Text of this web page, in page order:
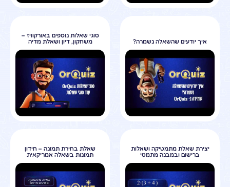
איך יודעים שהשאלה נשמרה?
סוגי שאלות נוספים באורקוויז –
משחקון, דיון ושאלת מדיה
יצירת שאלת מתמטיקה ושאלות
ברישום ובמבנה מתמטי
שאלת בחירת תמונה – חידון
תמונות בשאלה אמריקאית